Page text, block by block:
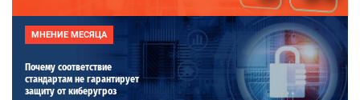
МНЕНИЕ МЕСЯЦА
Почему соответствие
стандартам не гарантирует
защиту от киберугроз